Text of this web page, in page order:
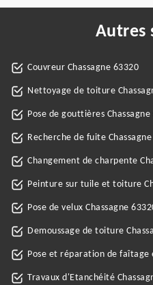
Autres
Couvreur Chassagne 63320
Nettoyage de toiture
Pose de gouttières Chassagne
Recherche de fuite
Changement de charpente
Peinture sur tuile et toiture
Pose de velux Chassagne
Demoussage de toiture
Pose et réparation de faîtage
Travaux d'Etanchéité